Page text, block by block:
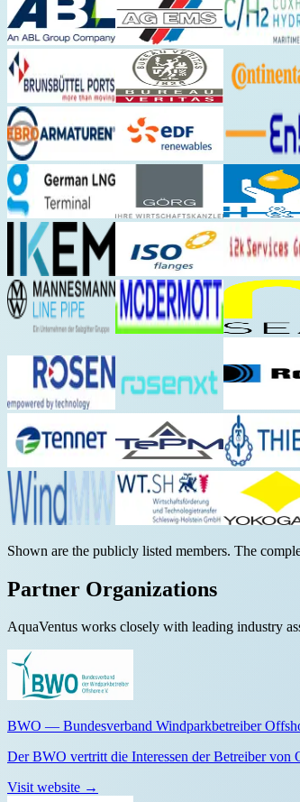
Shown are the publicly listed members. The
Partner Organizations
AquaVentus works closely with leading industry
BWO — Bundesverband Windparkbetreiber
Der BWO vertritt die Interessen der Betreiber von
Visit website →